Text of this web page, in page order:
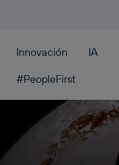
Innovación IA
#PeopleFirst